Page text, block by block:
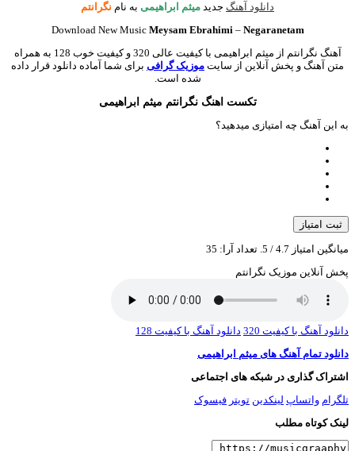
دانلود آهنگجدیدمیثم ابراهیمیبه نامنگرانتم
Download New MusicMeysam Ebrahimi–Negaranetam
آهنگ نگرانتم از میثم ابراهیمی با کیفیت عالی 320 و کیفیت خوب 128 به همراه
متن آهنگ و پخش آنلاین از سایتموزیک گرافی برای شما آماده دانلود قرار داده
شده است.
تکست اهنگ نگرانتم میثم ابراهیمی
این آهنگ چه امتیازی میدهید؟
ثبت امتیاز
امتیاز4.7/ 5. تعداد آرا:
35
آنلاین موزیک نگرانتم
آهنگ با کیفیت 320
دانلود آهنگ با کیفیت 128
تمام آهنگ های میثم ابراهیمی
گذاری در شبکه های اجتماعی
واتساپ لینکدین تویتر فیسوک
کوتاه مطلب